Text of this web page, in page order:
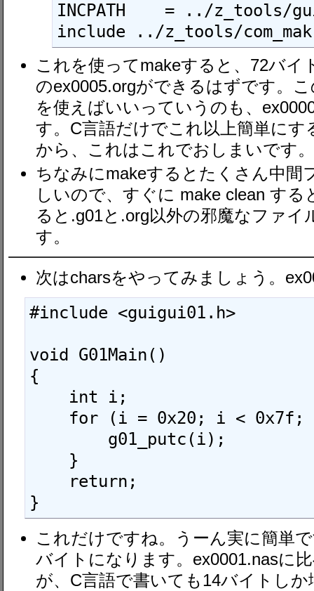
INCPATH    = ../z_tools/
include ../z_tools/
これを使ってmakeすると、72バイ
のex0005.orgができるはずです。
を使えばいいっていうのも、
す。C言語だけでこれ以上簡単に
から、これはこれでおしまいです。
ちなみにmakeするとたくさん中間
しいので、すぐに make clean す
ると.g01と.org以外の邪魔なファ
す。
次はcharsをやってみましょう。
#include <guigui01.h>
void G01Main()
{
これだけですね。うーん実に簡単
バイトになります。ex0001.nasに
が、C言語で書いても14バイトし